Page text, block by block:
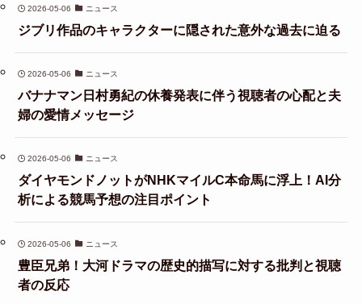
2026-05-06 ニュース
ジブリ作品のキャラクターに隠された意外な過去に迫る
2026-05-06 ニュース
バナナマン日村勇紀の休養発表に伴う視聴者の心配と夫
婦の愛情メッセージ
2026-05-06 ニュース
ダイヤモンドノットがNHKマイルC本命馬に浮上！AI分
析による競馬予想の注目ポイント
2026-05-06 ニュース
豊臣兄弟！大河ドラマの歴史的描写に対する批判と視聴
者の反応